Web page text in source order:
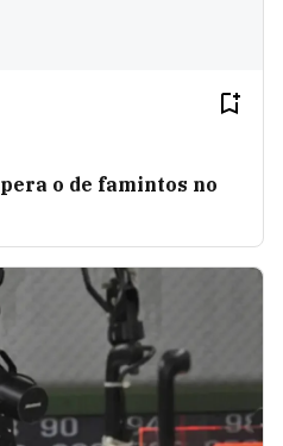
o de famintos no